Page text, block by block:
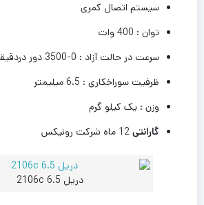
سیستم اتصال کمری
توان : 400 وات
سرعت در حالت آزاد : 0-3500 دور دردقیقه
ظرفیت سوراخکاری : 6.5 میلیمتر
وزن : یک کیلو گرم
گارانتی
دریل 6.5 2106c